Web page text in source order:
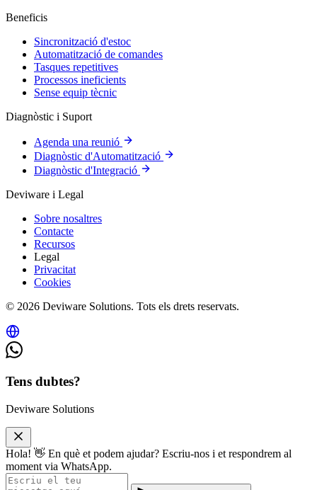
Beneficis
Sincronització d'estoc
Automatització de comandes
Tasques repetitives
Processos ineficients
Sense equip tècnic
Diagnòstic i Suport
Agenda una reunió
Diagnòstic d'Automatització
Diagnòstic d'Integració
Deviware i Legal
Sobre nosaltres
Contacte
Recursos
Legal
Privacitat
Cookies
© 2026 Deviware Solutions. Tots els drets reservats.
Tens dubtes?
Deviware Solutions
Hola! 👋 En què et podem ajudar? Escriu-nos i et respondrem al
moment via WhatsApp.